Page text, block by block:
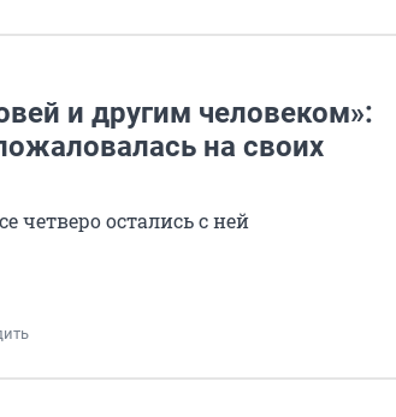
и другим человеком»:
на своих
четверо остались с ней